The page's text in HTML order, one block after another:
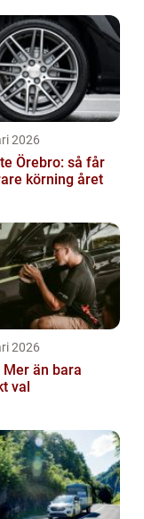
2026
Örebro: så får
körning året
2026
än bara
val